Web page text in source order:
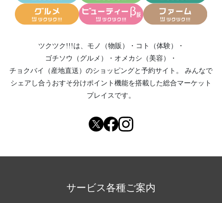
ツクツク!!!は、 モノ（物販） ・ コト（体験）
・
ゴチソウ（グルメ）
・ オメカシ（美容）
・
チョクバイ（産地直送） のショッピングと予約サイト。
みんなで
シェアし合う おすそ分けポイント機能を搭載した総合マーケット
プレイスです。
サービス各種ご案内